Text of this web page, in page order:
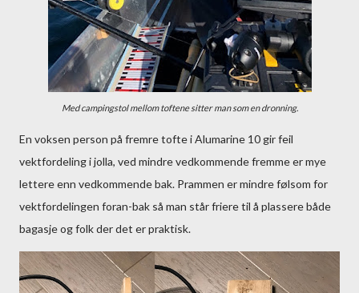
Med campingstol mellom toftene sitter man som en dronning.
En voksen person på fremre tofte i Alumarine 10 gir feil
vektfordeling i jolla, ved mindre vedkommende fremme er mye
lettere enn vedkommende bak. Prammen er mindre følsom for
vektfordelingen foran-bak så man står friere til å plassere både
bagasje og folk der det er praktisk.